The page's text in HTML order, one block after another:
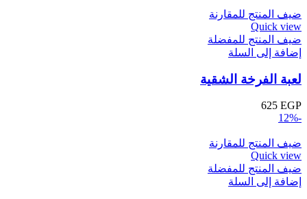
ضيف المنتج للمقارنة
Quick view
ضيف المنتج للمفضلة
إضافة إلى السلة
لعبة الفرخة الشقية
625 EGP
-12%
ضيف المنتج للمقارنة
Quick view
ضيف المنتج للمفضلة
إضافة إلى السلة